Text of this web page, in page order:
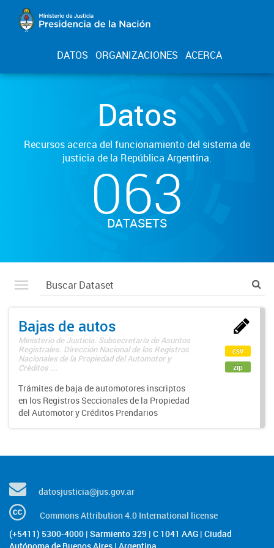
DATOS ORGANIZACIONES ACERCA
Datos
Recursos acerca del funcionamiento del sistema de
justicia de la República Argentina.
063
DATASETS
Bajas de autos
Ministerio de Justicia. Subsecretaría de Asuntos
Registrales. Dirección Nacional de los Registros
Nacionales de la Propiedad del Automotor y
Créditos ...
Trámites de baja de automotores inscriptos
en los Registros Seccionales de la Propiedad
del Automotor y Créditos Prendarios
csv
zip
datosjusticia@jus.gov.ar
Commons Attribution 4.0 International license
(+5411) 5300-4000 | Sarmiento 329 | C 1041 AAG | Ciudad